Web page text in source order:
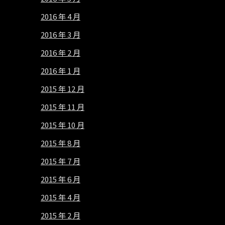
2016 年 4 月
2016 年 3 月
2016 年 2 月
2016 年 1 月
2015 年 12 月
2015 年 11 月
2015 年 10 月
2015 年 8 月
2015 年 7 月
2015 年 6 月
2015 年 4 月
2015 年 2 月